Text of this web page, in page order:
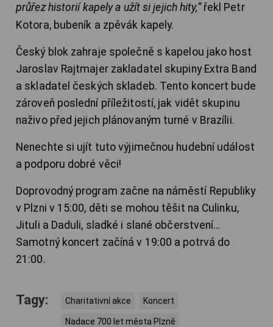
průřez historií kapely a užít si jejich hity,“řekl Petr
Kotora, bubeník a zpěvák kapely.
Český blok zahraje společně s kapelou jako host
Jaroslav Rajtmajer zakladatel skupiny Extra Band
a skladatel českých skladeb. Tento koncert bude
zároveň poslední příležitostí, jak vidět skupinu
naživo před jejich plánovaným turné v Brazílii.
Nenechte si ujít tuto výjimečnou hudební událost
a podporu dobré věci!
Doprovodný program začne na náměstí Republiky
v Plzni v 15:00, děti se mohou těšit na Culinku,
Jituli a Daduli, sladké i slané občerstvení…
Samotný koncert začíná v 19:00 a potrvá do
21:00.
Tagy: Charitativní akce Koncert
Nadace 700 let města Plzně